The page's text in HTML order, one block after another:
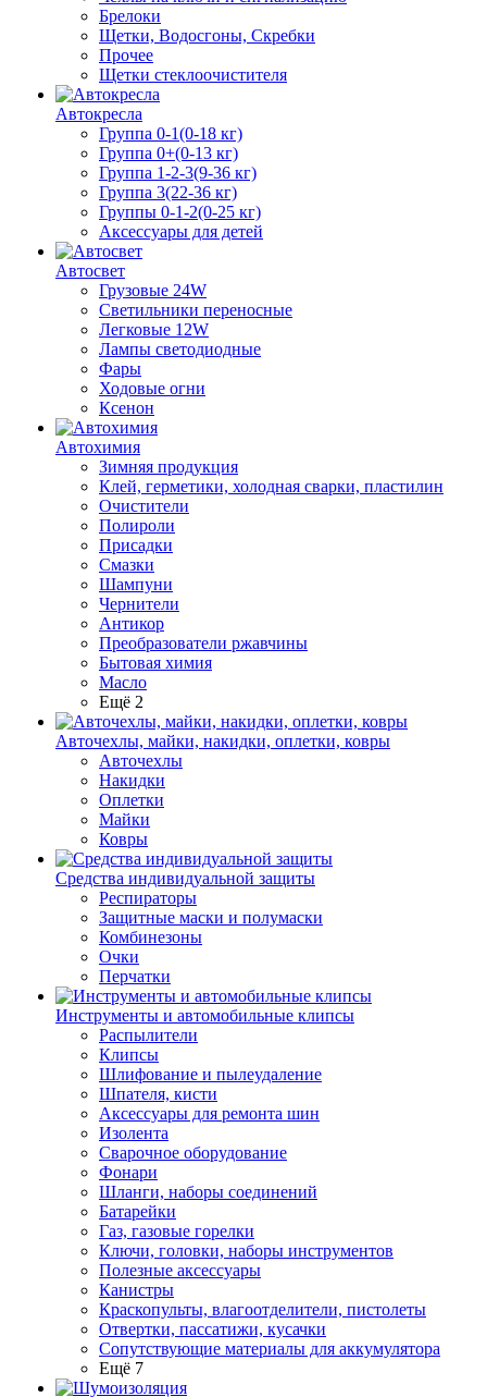
Брелоки
Щетки, Водосгоны, Скребки
Прочее
Щетки стеклоочистителя
Автокресла
Группа 0-1(0-18 кг)
Группа 0+(0-13 кг)
Группа 1-2-3(9-36 кг)
Группа 3(22-36 кг)
Группы 0-1-2(0-25 кг)
Аксессуары для детей
Автосвет
Грузовые 24W
Светильники переносные
Легковые 12W
Лампы светодиодные
Фары
Ходовые огни
Ксенон
Автохимия
Зимняя продукция
Клей, герметики, холодная сварки, пластилин
Очистители
Полироли
Присадки
Смазки
Шампуни
Чернители
Антикор
Преобразователи ржавчины
Бытовая химия
Масло
Ещё 2
Авточехлы, майки, накидки, оплетки, ковры
Авточехлы
Накидки
Оплетки
Майки
Ковры
Средства индивидуальной защиты
Респираторы
Защитные маски и полумаски
Комбинезоны
Очки
Перчатки
Инструменты и автомобильные клипсы
Распылители
Клипсы
Шлифование и пылеудаление
Шпателя, кисти
Аксессуары для ремонта шин
Изолента
Сварочное оборудование
Фонари
Шланги, наборы соединений
Батарейки
Газ, газовые горелки
Ключи, головки, наборы инструментов
Полезные аксессуары
Канистры
Краскопульты, влагоотделители, пистолеты
Отвертки, пассатижи, кусачки
Сопутствующие материалы для аккумулятора
Ещё 7